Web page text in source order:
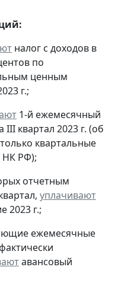
налог с доходов в
по
ценным
г.;
1-й ежемесячный
квартал 2023 г. (об
квартальные
НК РФ);
отчетным
уплачивают
2023 г.;
ежемесячные
авансовый